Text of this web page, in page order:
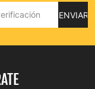
ENVIAR